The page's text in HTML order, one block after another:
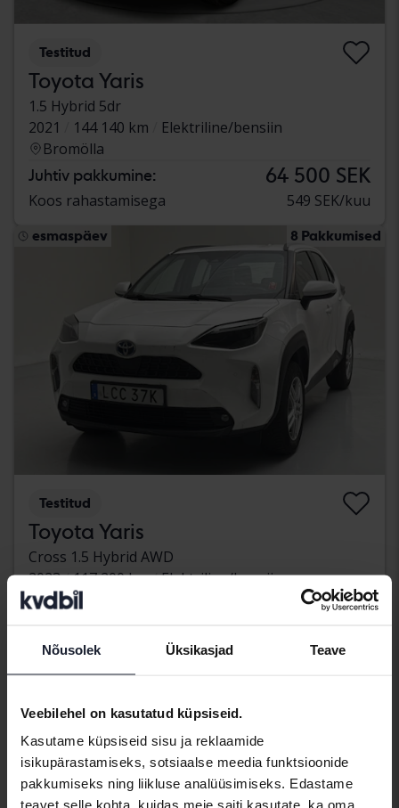
Nõusolek Üksikasjad Teave
Veebilehel on kasutatud küpsiseid.
Kasutame küpsiseid sisu ja reklaamide
isikupärastamiseks, sotsiaalse meedia funktsioonide
pakkumiseks ning liikluse analüüsimiseks. Edastame
teavet selle kohta, kuidas meie saiti kasutate, ka oma
Testitud
Toyota Yaris
1.5 Hybrid 5dr
2021
144 140 km
Elektriline/bensiin
Bromölla
Juhtiv pakkumine: 64 500 SEK
Koos rahastamisega 549 SEK/kuu
esmaspäev 8 Pakkumised
Testitud
Toyota Yaris
Cross 1.5 Hybrid AWD
2023
117 200 km
Elektriline/bensiin
Svedala
Koos rahastamisega 967 SEK/kuu